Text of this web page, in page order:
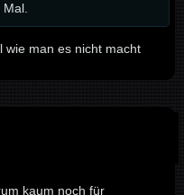
wie man es nicht macht
kaum noch für